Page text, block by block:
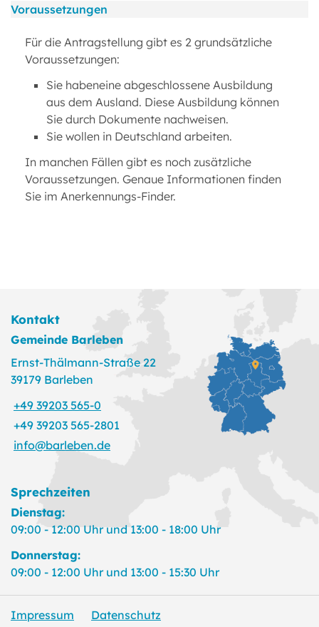
Voraussetzungen
Für die Antragstellung gibt es 2 grundsätzliche
Voraussetzungen:
Sie habeneine abgeschlossene Ausbildung
aus dem Ausland. Diese Ausbildung können
Sie durch Dokumente nachweisen.
Sie wollen in Deutschland arbeiten.
In manchen Fällen gibt es noch zusätzliche
Voraussetzungen. Genaue Informationen finden
Sie im Anerkennungs-Finder.
Kontakt
Gemeinde Barleben
Ernst-Thälmann-Straße 22
39179 Barleben
+49 39203 565-0
+49 39203 565-2801
info@barleben.de
Sprechzeiten
Dienstag:
09:00 - 12:00 Uhr und 13:00 - 18:00 Uhr
Donnerstag:
09:00 - 12:00 Uhr und 13:00 - 15:30 Uhr
Impressum Datenschutz